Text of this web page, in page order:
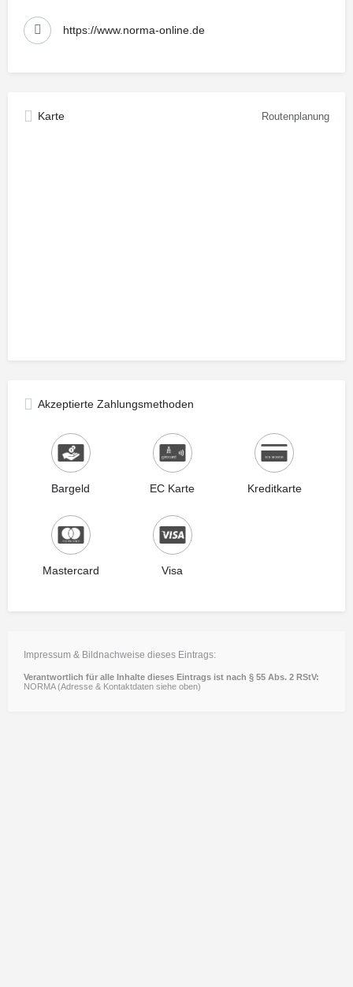
https://www.norma-online.de
Karte Routenplanung
Akzeptierte Zahlungsmethoden
Bargeld EC Karte Kreditkarte
Mastercard Visa
Impressum & Bildnachweise dieses Eintrags:
Verantwortlich für alle Inhalte dieses Eintrags ist nach § 55 Abs. 2 RStV:
NORMA (Adresse & Kontaktdaten siehe oben)